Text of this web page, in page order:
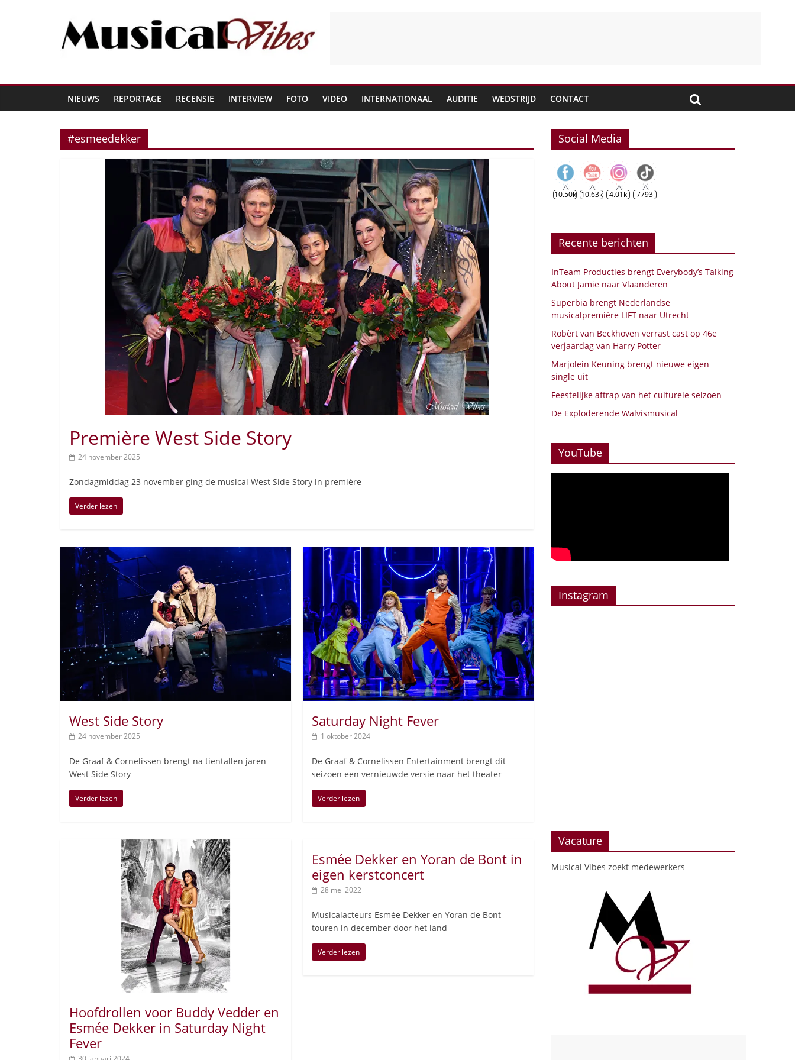
NIEUWS REPORTAGE RECENSIE INTERVIEW FOTO VIDEO INTERNATIONAAL AUDITIE WEDSTRIJD CONTACT
#esmeedekker
Première West Side Story
24 november 2025
Zondagmiddag 23 november ging de musical West Side Story in première
Verder lezen
West Side Story
24 november 2025
De Graaf & Cornelissen brengt na tientallen jaren
West Side Story
Verder lezen
Saturday Night Fever
1 oktober 2024
De Graaf & Cornelissen Entertainment brengt dit
seizoen een vernieuwde versie naar het theater
Verder lezen
Hoofdrollen voor Buddy Vedder en
Esmée Dekker in Saturday Night
Fever
Esmée Dekker en Yoran de Bont in
eigen kerstconcert
28 mei 2022
Musicalacteurs Esmée Dekker en Yoran de Bont
touren in december door het land
Verder lezen
Social Media
10.50k 10.63k 4.01k 7793
Recente berichten
InTeam Producties brengt Everybody’s Talking
About Jamie naar Vlaanderen
Superbia brengt Nederlandse
musicalpremière LIFT naar Utrecht
Robèrt van Beckhoven verrast cast op 46e
verjaardag van Harry Potter
Marjolein Keuning brengt nieuwe eigen
single uit
Feestelijke aftrap van het culturele seizoen
De Exploderende Walvismusical
YouTube
Instagram
Vacature
Musical Vibes zoekt medewerkers